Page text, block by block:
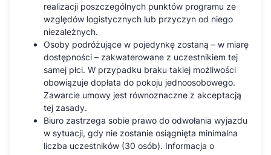
realizacji poszczególnych punktów programu ze
względów logistycznych lub przyczyn od niego
niezależnych.
Osoby podróżujące w pojedynkę zostaną – w miarę
dostępności – zakwaterowane z uczestnikiem tej
samej płci. W przypadku braku takiej możliwości
obowiązuje dopłata do pokoju jednoosobowego.
Zawarcie umowy jest równoznaczne z akceptacją
tej zasady.
Biuro zastrzega sobie prawo do odwołania wyjazdu
w sytuacji, gdy nie zostanie osiągnięta minimalna
liczba uczestników (30 osób). Informacja o